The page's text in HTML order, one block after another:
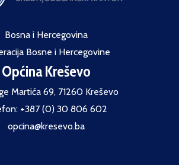
Bosna i Hercegovina
Bosne i Hercegovine
Općina Kreševo
Martića 69, 71260 Kreševo
+387 (0) 30 806 602
opcina@kresevo.ba